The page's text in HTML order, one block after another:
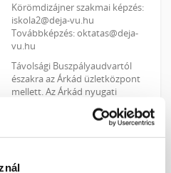
Körömdizájner szakmai képzés:
iskola2@deja-vu.hu
Továbbképzés: oktatas@deja-
vu.hu
Távolsági Buszpályaudvartól
északra az Árkád üzletközpont
mellett. Az Árkád nyugati
bejáratától északra 50 m.